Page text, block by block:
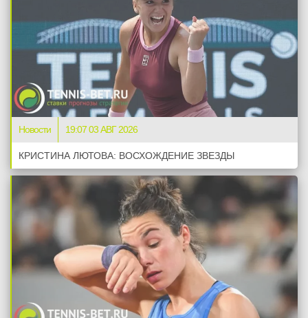
Новости 19:07 03 АВГ 2026
КРИСТИНА ЛЮТОВА: ВОСХОЖДЕНИЕ ЗВЕЗДЫ